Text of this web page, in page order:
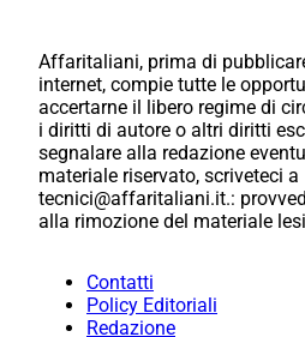
Affaritaliani, prima di
internet, compie tutte le
accertarne il libero regime di
i diritti di autore o altri diritti
segnalare alla redazione
materiale riservato, scriveteci a
tecnici@affaritaliani.it.:
alla rimozione del materiale
Contatti
Policy Editoriali
Redazione